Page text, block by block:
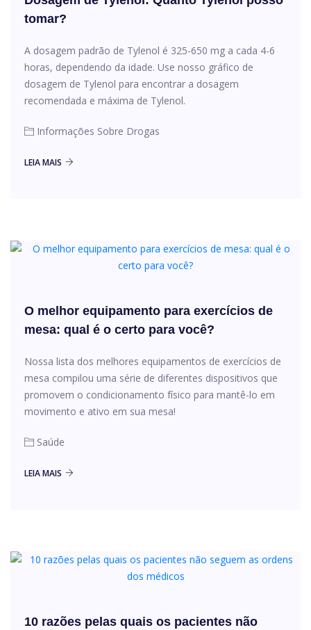
tomar?
A dosagem padrão de Tylenol é 325-650 mg a cada 4-6
horas, dependendo da idade. Use nosso gráfico de
dosagem de Tylenol para encontrar a dosagem
recomendada e máxima de Tylenol.
Informações Sobre Drogas
LEIA MAIS
O melhor equipamento para exercícios de
mesa: qual é o certo para você?
Nossa lista dos melhores equipamentos de exercícios de
mesa compilou uma série de diferentes dispositivos que
promovem o condicionamento físico para mantê-lo em
movimento e ativo em sua mesa!
Saúde
LEIA MAIS
10 razões pelas quais os pacientes não